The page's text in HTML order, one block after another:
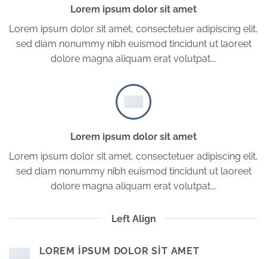
Lorem ipsum dolor sit amet
Lorem ipsum dolor sit amet, consectetuer adipiscing elit,
sed diam nonummy nibh euismod tincidunt ut laoreet
dolore magna aliquam erat volutpat….
Lorem ipsum dolor sit amet
Lorem ipsum dolor sit amet, consectetuer adipiscing elit,
sed diam nonummy nibh euismod tincidunt ut laoreet
dolore magna aliquam erat volutpat….
Left Align
LOREM IPSUM DOLOR SIT AMET